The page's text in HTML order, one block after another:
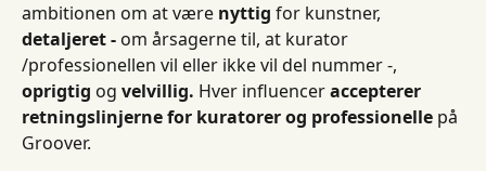
ambitionen om at være nyttig for kunstner,
detaljeret - om årsagerne til, at kurator
/professionellen vil eller ikke vil del nummer -,
oprigtig og velvillig. Hver influencer accepterer
retningslinjerne for kuratorer og professionelle på
Groover.